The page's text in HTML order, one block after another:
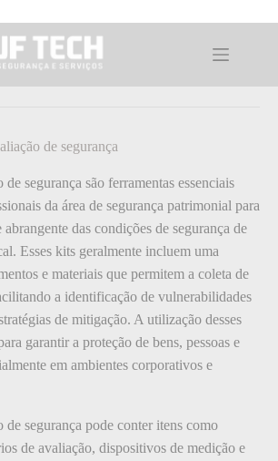
de avaliação de
de segurança
segurança são ferramentas essenciais
da área de segurança patrimonial para
das condições de segurança de
Esses kits geralmente incluem uma
e materiais que permitem a coleta de
a identificação de vulnerabilidades
de mitigação. A utilização desses
garantir a proteção de bens, pessoas e
em ambientes corporativos e
segurança pode conter itens como
de avaliação, dispositivos de medição e